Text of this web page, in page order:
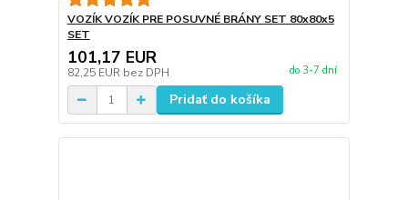
VOZÍK VOZÍK PRE POSUVNÉ BRÁNY SET 80x80x5
SET
101,17 EUR
82,25 EUR bez DPH do 3-7 dní
Pridať do košíka